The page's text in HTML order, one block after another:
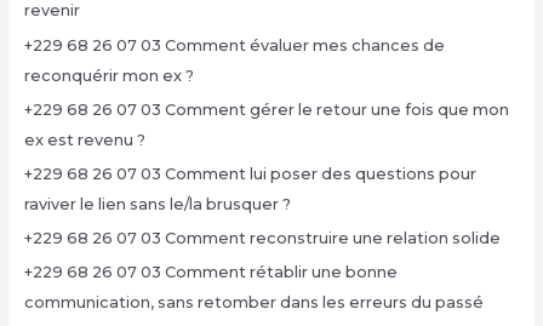
revenir
+229 68 26 07 03 Comment évaluer mes chances de
reconquérir mon ex ?
+229 68 26 07 03 Comment gérer le retour une fois que mon
ex est revenu ?
+229 68 26 07 03 Comment lui poser des questions pour
raviver le lien sans le/la brusquer ?
+229 68 26 07 03 Comment reconstruire une relation solide
+229 68 26 07 03 Comment rétablir une bonne
communication, sans retomber dans les erreurs du passé